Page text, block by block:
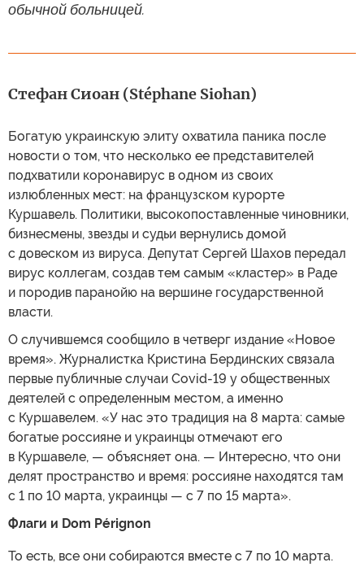
обычной больницей.
Стефан Сиоан (Stéphane Siohan)
Богатую украинскую элиту охватила паника после
новости о том, что несколько ее представителей
подхватили коронавирус в одном из своих
излюбленных мест: на французском курорте
Куршавель. Политики, высокопоставленные чиновники,
бизнесмены, звезды и судьи вернулись домой
с довеском из вируса. Депутат Сергей Шахов передал
вирус коллегам, создав тем самым «кластер» в Раде
и породив паранойю на вершине государственной
власти.
О случившемся сообщило в четверг издание «Новое
время». Журналистка Кристина Бердинских связала
первые публичные случаи Covid-19 у общественных
деятелей с определенным местом, а именно
с Куршавелем. «У нас это традиция на 8 марта: самые
богатые россияне и украинцы отмечают его
в Куршавеле, — объясняет она. — Интересно, что они
делят пространство и время: россияне находятся там
с 1 по 10 марта, украинцы — с 7 по 15 марта».
Флаги и Dom Pérignon
То есть, все они собираются вместе с 7 по 10 марта.